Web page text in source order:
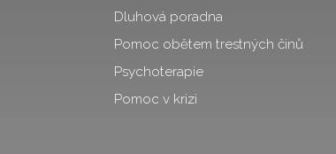
Dluhová poradna
Pomoc obětem trestných činů
Psychoterapie
Pomoc v krizi